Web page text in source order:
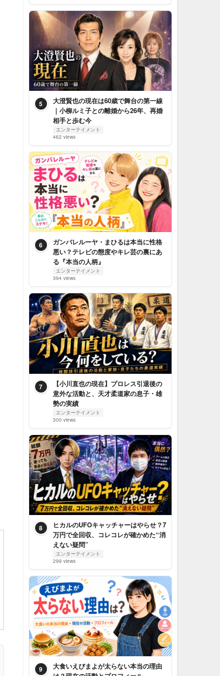
5
大澄賢也の現在は60歳で舞台の第一線
｜小柳ルミ子との離婚から26年、再婚
相手と歩む今
エンターテイメント
462 views
6
ガンバレルーヤ・まひるは本当に性格
悪い？テレビの態度やキレ芸の裏にあ
る『本当の人柄』
エンターテイメント
394 views
7
【小川直也の現在】プロレス引退後の
意外な活動と、天才柔道家の息子・雄
勢の実績
エンターテイメント
300 views
8
ヒカルのUFOキャッチャーはやらせ？7
万円で全回収、コレコレが確かめた“消
えない疑問”
エンターテイメント
299 views
9
大食いえびまよが太らない本当の理由